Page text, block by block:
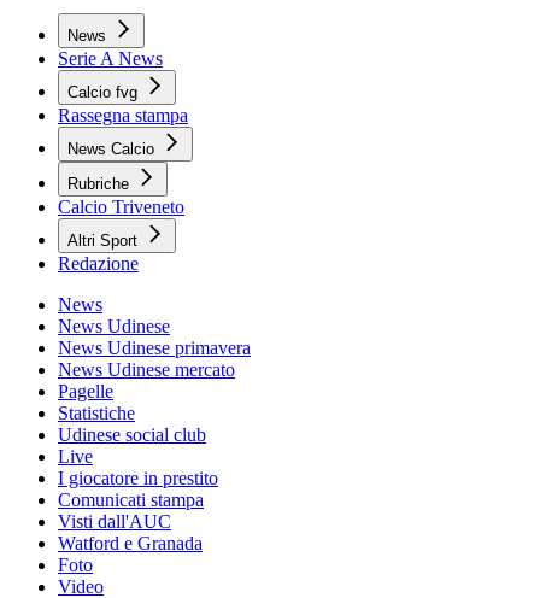
News
Serie A News
Calcio fvg
Rassegna stampa
News Calcio
Rubriche
Calcio Triveneto
Altri Sport
Redazione
News
News Udinese
News Udinese primavera
News Udinese mercato
Pagelle
Statistiche
Udinese social club
Live
I giocatore in prestito
Comunicati stampa
Visti dall'AUC
Watford e Granada
Foto
Video